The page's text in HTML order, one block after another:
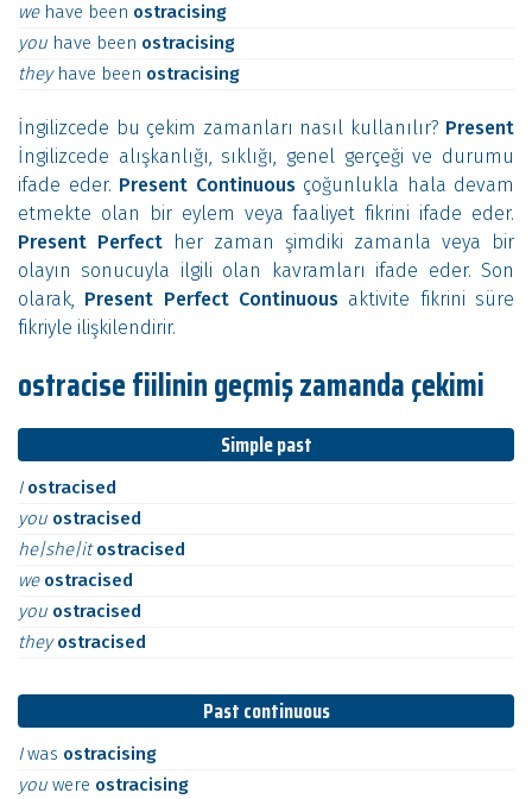
we have been ostracising
you have been ostracising
they have been ostracising
İngilizcede bu çekim zamanları nasıl kullanılır? Present
İngilizcede alışkanlığı, sıklığı, genel gerçeği ve durumu
ifade eder. Present Continuousçoğunlukla hala devam
etmekte olan bir eylem veya faaliyet fikrini ifade eder.
Present Perfect her zaman şimdiki zamanla veya bir
olayın sonucuyla ilgili olan kavramları ifade eder. Son
olarak, Present Perfect Continuous aktivite fikrini süre
fikriyle ilişkilendirir.
ostracise fiilinin geçmiş zamanda çekimi
Simple past
I ostracised
you ostracised
he|she|itostracised
we ostracised
you ostracised
theyostracised
Past continuous
Iwas ostracising
you were ostracising